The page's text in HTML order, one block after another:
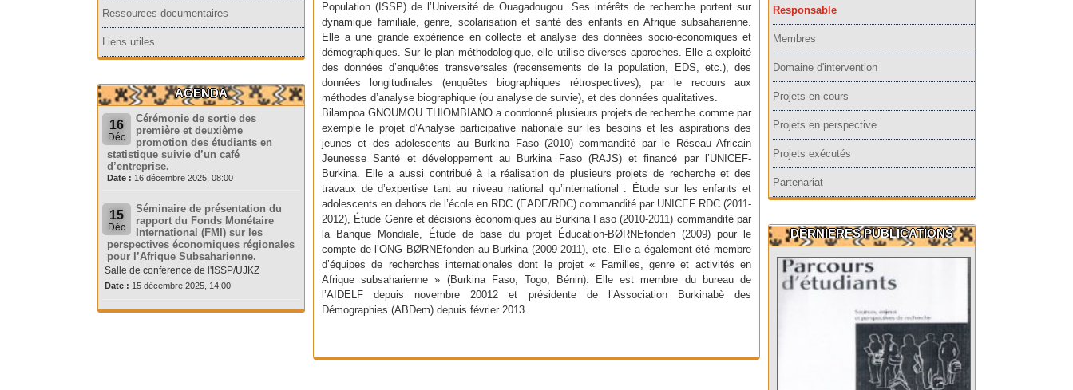
Population (ISSP) de l’Université de Ouagadougou. Ses intérêts de recherche portent sur
dynamique familiale, genre, scolarisation et santé des enfants en Afrique subsaharienne.
Elle a une grande expérience en collecte et analyse des données socio-économiques et
démographiques. Sur le plan méthodologique, elle utilise diverses approches. Elle a exploité
des données d’enquêtes transversales (recensements de la population, EDS, etc.), des
données longitudinales (enquêtes biographiques rétrospectives), par le recours aux
méthodes d’analyse biographique (ou analyse de survie), et des données qualitatives.
Bilampoa GNOUMOU THIOMBIANO a coordonné plusieurs projets de recherche comme par
exemple le projet d’Analyse participative nationale sur les besoins et les aspirations des
jeunes et des adolescents au Burkina Faso (2010) commandité par le Réseau Africain
Jeunesse Santé et développement au Burkina Faso (RAJS) et financé par l’UNICEF-
Burkina. Elle a aussi contribué à la réalisation de plusieurs projets de recherche et des
travaux de d’expertise tant au niveau national qu’international : Étude sur les enfants et
adolescents en dehors de l’école en RDC (EADE/RDC) commandité par UNICEF RDC (2011-
2012), Étude Genre et décisions économiques au Burkina Faso (2010-2011) commandité par
la Banque Mondiale, Étude de base du projet Éducation-BØRNEfonden (2009) pour le
compte de l’ONG BØRNEfonden au Burkina (2009-2011), etc. Elle a également été membre
d’équipes de recherches internationales dont le projet « Familles, genre et activités en
Afrique subsaharienne » (Burkina Faso, Togo, Bénin). Elle est membre du bureau de
l’AIDELF depuis novembre 20012 et présidente de l’Association Burkinabè des
Démographies (ABDem) depuis février 2013.
Ressources documentaires
Liens utiles
AGENDA
16
Déc
Cérémonie de sortie des
première et deuxième
promotion des étudiants en
statistique suivie d’un café
d’entreprise.
Date : 16 décembre 2025, 08:00
15
Déc
Séminaire de présentation du
rapport du Fonds Monétaire
International (FMI) sur les
perspectives économiques régionales
pour l’Afrique Subsaharienne.
Salle de conférence de l'ISSP/UJKZ
Date : 15 décembre 2025, 14:00
Responsable
Membres
Domaine d'intervention
Projets en cours
Projets en perspective
Projets exécutés
Partenariat
DERNIERES PUBLICATIONS